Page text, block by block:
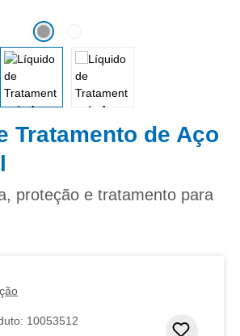
Tratamento de Aço
proteção e tratamento para
10053512